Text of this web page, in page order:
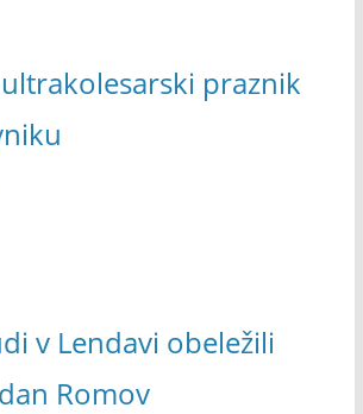
ultrakolesarski praznik
v Lendavi obeležili
Romov